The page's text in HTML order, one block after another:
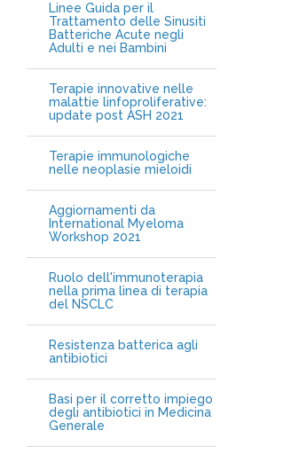
Linee Guida per il
Trattamento delle Sinusiti
Batteriche Acute negli
Adulti e nei Bambini
Terapie innovative nelle
malattie linfoproliferative:
update post ASH 2021
Terapie immunologiche
nelle neoplasie mieloidi
Aggiornamenti da
International Myeloma
Workshop 2021
Ruolo dell'immunoterapia
nella prima linea di terapia
del NSCLC
Resistenza batterica agli
antibiotici
Basi per il corretto impiego
degli antibiotici in Medicina
Generale